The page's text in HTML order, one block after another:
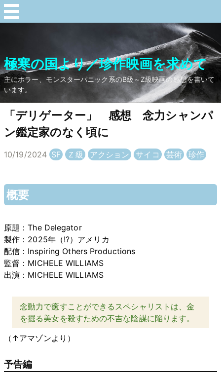
極寒の国より／珍作映画を求めて
主にホラー、モンスターパニック系のB級～Z級映画の感想を書いて
います。
「デリゲーター」 感想 念力シャンパ
ン鑑定家のなく頃に
10/19/2024 SF Ｚ級 アクション サイコ 芸術 珍作
概要
原題：The Delegator
製作：2025年（!?）アメリカ
配信：Inspiring Others Productions
監督：MICHELE WILLIAMS
出演：MICHELE WILLIAMS
念動力で癒すことができるスペシャリストは、金
を掘る美女を殺すための不吉な陰謀に陥ります。
（↑アマゾンより）
予告編